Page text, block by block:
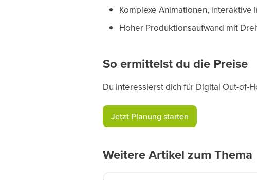
Komplexe Animationen,
Hoher Produktionsaufwand mit
So ermittelst du die Preise
Du interessierst dich für Digital Out-of-
Jetzt Planung starten
Weitere Artikel zum Thema